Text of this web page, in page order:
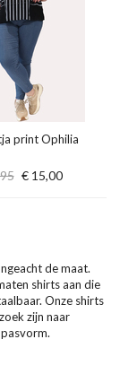
print Ophilia
€ 15,00
de maat.
shirts aan die
Onze shirts
zijn naar